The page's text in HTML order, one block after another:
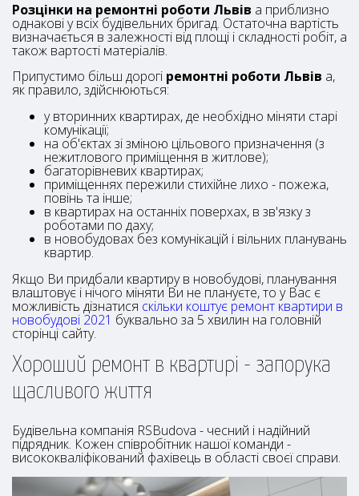
Розцінки на ремонтні роботи Львів а приблизно
однакові у всіх будівельних бригад. Остаточна вартість
визначається в залежності від площі і складності робіт, а
також вартості матеріалів.
Припустимо більш дорогі ремонтні роботи Львів а,
як правило, здійснюються:
у вторинних квартирах, де необхідно міняти старі
комунікації;
на об'єктах зі зміною цільового призначення (з
нежитлового приміщення в житлове);
багаторівневих квартирах;
приміщеннях пережили стихійне лихо - пожежа,
повінь та інше;
в квартирах на останніх поверхах, в зв'язку з
роботами по даху;
в новобудовах без комунікацій і вільних планувань
квартир.
Якщо Ви придбали квартиру в новобудові, планування
влаштовує і нічого міняти Ви не плануєте, то у Вас є
можливість дізнатися скільки коштує ремонт квартири в
новобудові 2021 буквально за 5 хвилин на головній
сторінці сайту.
Хороший ремонт в квартирі - запорука
щасливого життя
Будівельна компанія RSBudova - чесний і надійний
підрядник. Кожен співробітник нашої команди -
висококваліфікований фахівець в області своєї справи.